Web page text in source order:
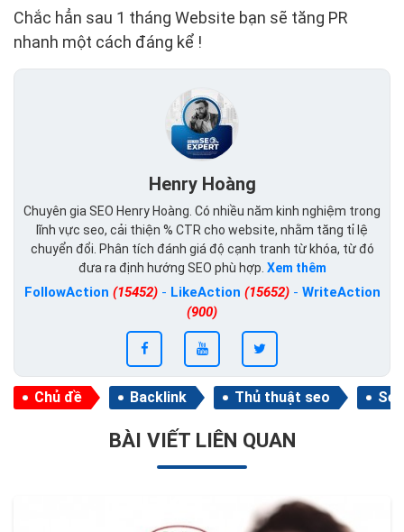
Chắc hẳn sau 1 tháng Website bạn sẽ tăng PR
nhanh một cách đáng kể !
Henry Hoàng
Chuyên gia SEO Henry Hoàng. Có nhiều năm kinh nghiệm trong
lĩnh vực seo, cải thiện % CTR cho website, nhằm tăng tỉ lệ
chuyển đổi. Phân tích đánh giá độ cạnh tranh từ khóa, từ đó
đưa ra định hướng SEO phù hợp. Xem thêm
FollowAction (15452)- LikeAction (15652)- WriteAction
(900)
Chủ đề Backlink Thủ thuật seo
BÀI VIẾT LIÊN QUAN